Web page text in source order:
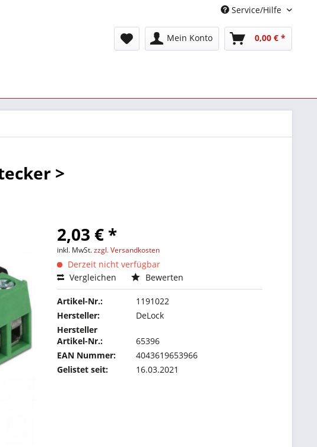
Service/Hilfe
Mein Konto 0,00 € *
>
2,03 € *
inkl. MwSt.zzgl. Versandkosten
Derzeit nicht verfügbar
Vergleichen
Bewerten
Artikel-Nr.:
1191022
Hersteller:
DeLock
Hersteller
Artikel-Nr.:
65396
EAN Nummer:
4043619653966
Gelistet seit:
16.03.2021